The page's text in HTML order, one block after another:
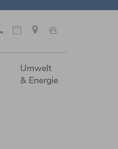
Umwelt
& Energie